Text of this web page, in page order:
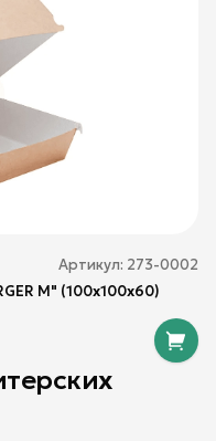
Артикул: 273-0002
M" (100х100х60)